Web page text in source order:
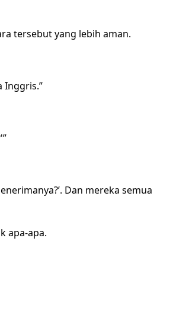
tersebut yang lebih aman.
Inggris.”
Dan mereka semua
apa-apa.